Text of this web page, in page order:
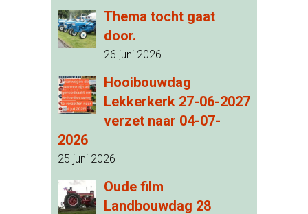
Thema tocht gaat
door.
26 juni 2026
Hooibouwdag
Lekkerkerk 27-06-2027
verzet naar 04-07-
2026
25 juni 2026
Oude film
Landbouwdag 28